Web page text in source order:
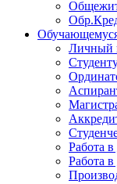
Личный
Работа
Работа